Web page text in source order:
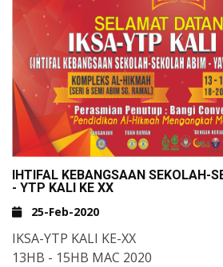
IHTIFAL KEBANGSAAN SEKOLAH-
- YTP KALI KE XX
25-Feb-2020
IKSA-YTP KALI KE-XX
13HB - 15HB MAC 2020